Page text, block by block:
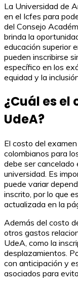
La Universidad de
en el Icfes para
del Consejo
brinda la
educación superior
pueden inscribirse
específico en los
equidad y la
¿Cuál es el
UdeA?
El costo del
colombianos para
debe ser cancelado
universidad. Es
puede variar
inscrito, por lo que
actualizada en la
Además del costo
otros gastos
UdeA, como la
desplazamientos.
con anticipación y
asociados para